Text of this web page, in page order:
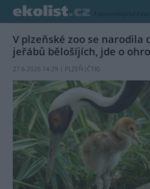
/ zpravodajství /
V plzeňské zoo se narodila
jeřábů bělošíjích, jde o
27.6.2026 14:29 | PLZEŇ (ČTK)